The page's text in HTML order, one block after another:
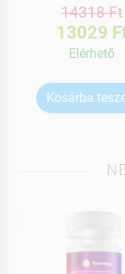
14318 Ft
13029
Elérhetõ
Kosárba